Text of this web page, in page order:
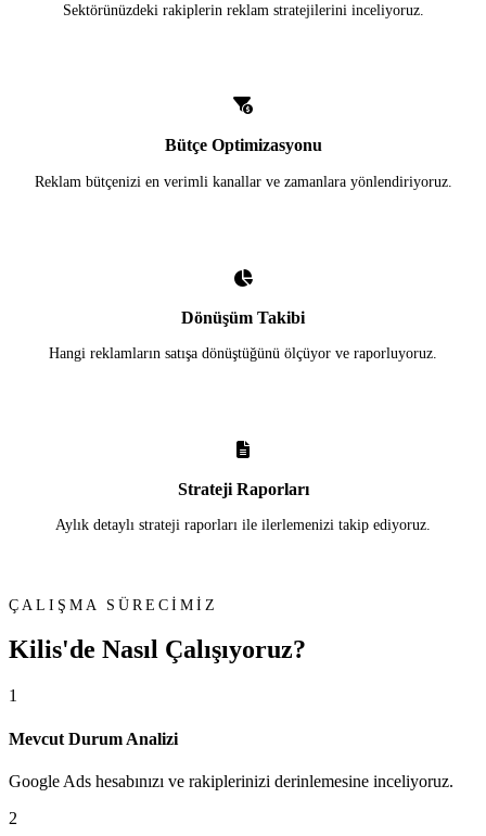
Sektörünüzdeki rakiplerin reklam stratejilerini inceliyoruz.
Bütçe Optimizasyonu
Reklam bütçenizi en verimli kanallar ve zamanlara yönlendiriyoruz.
Dönüşüm Takibi
Hangi reklamların satışa dönüştüğünü ölçüyor ve raporluyoruz.
Strateji Raporları
Aylık detaylı strateji raporları ile ilerlemenizi takip ediyoruz.
ÇALIŞMA SÜRECİMİZ
Kilis'de Nasıl Çalışıyoruz?
1
Mevcut Durum Analizi
Google Ads hesabınızı ve rakiplerinizi derinlemesine inceliyoruz.
2